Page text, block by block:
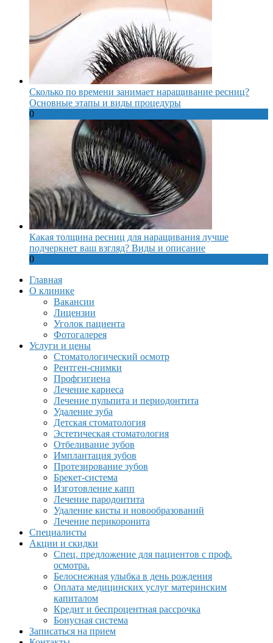
Сколько по времени занимает наращивание ресниц?
Основные этапы и виды процедуры
0
Какая толщина ресниц для наращивания лучше
подчеркнет ваш взгляд? Виды и описание
0
Главная
О клинике
Вакансии
Лицензии
Уголок пациента
Фотогалерея
Услуги и цены
Стоматологический осмотр
Рентген-снимки
Профгигиена
Лечение кариеса
Лечение пульпита и периодонтита
Удаление зуба
Детская стоматология
Эстетическая стоматология
Отбеливание зубов
Имплантация зубов
Протезирование зубов
Брекет-система
Изготовление капп
Лечение пародонтита
Удаление кисты и новообразований
Лечение перикоронита
Специалисты
Акции и скидки
Спец. предложение для пациентов с проф.
осмотра.
Белоснежная улыбка в день рождения
Оплата медицинских услуг материнским
капиталом
Кредит и беспроцентная рассрочка
Бонусная система
Записаться на прием